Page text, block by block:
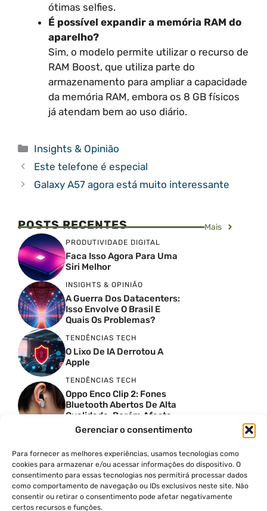
Gerenciar o consentimento
Para fornecer as melhores experiências, usamos tecnologias como
cookies para armazenar e/ou acessar informações do dispositivo. O
consentimento para essas tecnologias nos permitirá processar dados
como comportamento de navegação ou IDs exclusivos neste site. Não
consentir ou retirar o consentimento pode afetar negativamente
certos recursos e funções.
ótimas selfies.
É possível expandir a memória RAM do
aparelho?
Sim, o modelo permite utilizar o recurso de
RAM Boost, que utiliza parte do
armazenamento para ampliar a capacidade
da memória RAM, embora os 8 GB físicos
já atendam bem ao uso diário.
Categorias
Insights & Opinião
Este telefone é especial
Galaxy A57 agora está muito interessante
POSTS RECENTES Mais
PRODUTIVIDADE DIGITAL
Faca Isso Agora Para Uma
Siri Melhor
INSIGHTS & OPINIÃO
A Guerra Dos Datacenters:
Isso Envolve O Brasil E
Quais Os Problemas?
TENDÊNCIAS TECH
O Lixo De IA Derrotou A
Apple
TENDÊNCIAS TECH
Oppo Enco Clip 2: Fones
Bluetooth Abertos De Alta
Qualidade, Porém Afasta
Novatos
Troquei Meu Garmin
Premium Por Um Relógio
De 250 Dólares E Isso Foi O
Que Aconteceu
TENDÊNCIAS TECH